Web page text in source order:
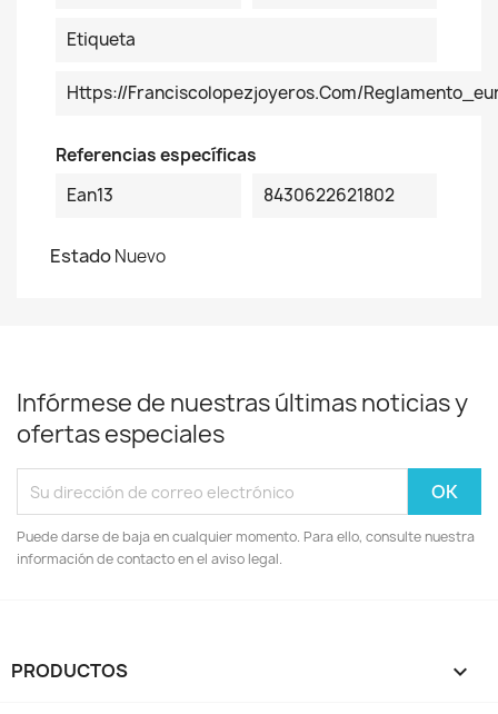
Etiqueta
Https://franciscolopezjoyeros.com/
Referencias específicas
Ean13
8430622621802
EstadoNuevo
Infórmese de nuestras últimas noticias y
ofertas especiales
Puede darse de baja en cualquier momento. Para ello, consulte nuestra
información de contacto en el aviso legal.
PRODUCTOS 